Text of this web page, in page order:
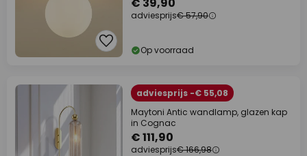
adviesprijs€ 57,90
Op voorraad
adviesprijs -€ 55,08
Maytoni Antic wandlamp, glazen kap
in Cognac
€ 111,90
adviesprijs€ 166,98